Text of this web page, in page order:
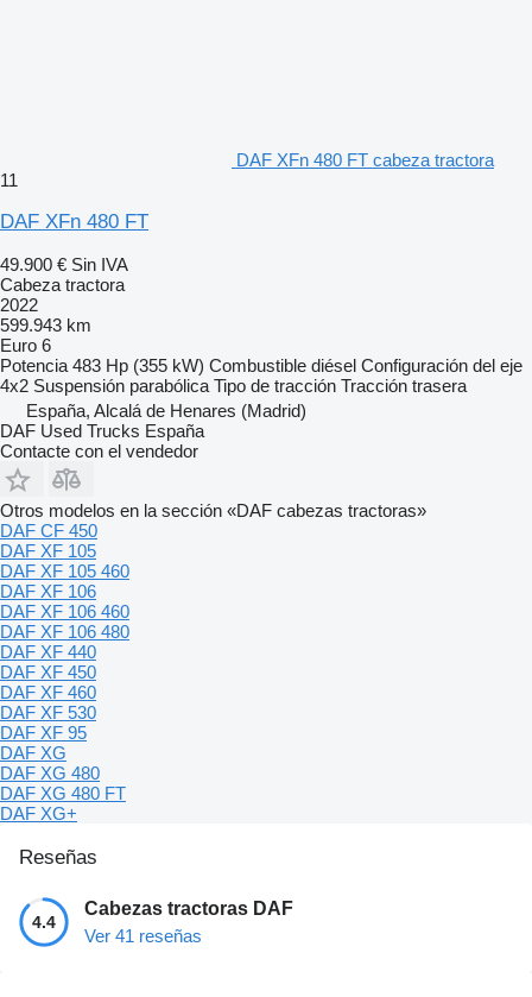
DAF XFn 480 FT cabeza tractora
11
DAF XFn 480 FT
49.900 € Sin IVA
Cabeza tractora
2022
599.943 km
Euro 6
Potencia 483 Hp (355 kW) Combustible diésel Configuración del eje
4x2 Suspensión parabólica Tipo de tracción Tracción trasera
España, Alcalá de Henares (Madrid)
DAF Used Trucks España
Contacte con el vendedor
Otros modelos en la sección «DAF cabezas tractoras»
DAF CF 450
DAF XF 105
DAF XF 105 460
DAF XF 106
DAF XF 106 460
DAF XF 106 480
DAF XF 440
DAF XF 450
DAF XF 460
DAF XF 530
DAF XF 95
DAF XG
DAF XG 480
DAF XG 480 FT
DAF XG+
Reseñas
4.4
Cabezas tractoras DAF
Ver 41 reseñas